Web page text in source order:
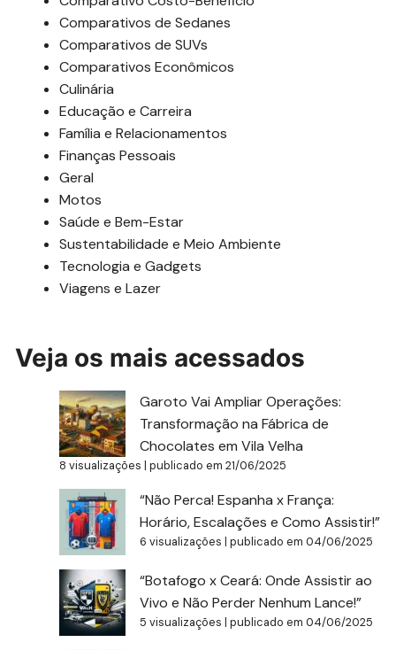
Comparativos de Sedanes
Comparativos de SUVs
Comparativos Econômicos
Culinária
Educação e Carreira
Família e Relacionamentos
Finanças Pessoais
Geral
Motos
Saúde e Bem-Estar
Sustentabilidade e Meio Ambiente
Tecnologia e Gadgets
Viagens e Lazer
Veja os mais acessados
Garoto Vai Ampliar Operações:
Transformação na Fábrica de
Chocolates em Vila Velha
8 visualizações |publicado em 21/06/2025
“Não Perca! Espanha x França:
Horário, Escalações e Como Assistir!”
6 visualizações |publicado em 04/06/2025
“Botafogo x Ceará: Onde Assistir ao
Vivo e Não Perder Nenhum Lance!”
5 visualizações |publicado em 04/06/2025